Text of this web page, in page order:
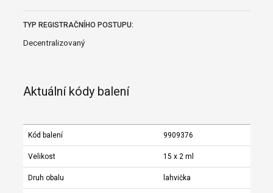
TYP REGISTRAČNÍHO POSTUPU:
Decentralizovaný
Aktuální kódy balení
Kód balení 9909376
Velikost 15 x 2 ml
Druh obalu lahvička